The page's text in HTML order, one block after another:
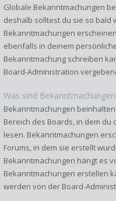
Globale Bekanntmachungen
deshalb solltest du sie so bald
Bekanntmachungen
ebenfalls in deinem
Bekanntmachung schreiben
Board-Administration
Was sind
Bekanntmachungen
Bereich des Boards, in dem
lesen. Bekanntmachungen
Forums, in dem sie erstellt
Bekanntmachungen hängt es
Bekanntmachungen erstellen
werden von der Board-